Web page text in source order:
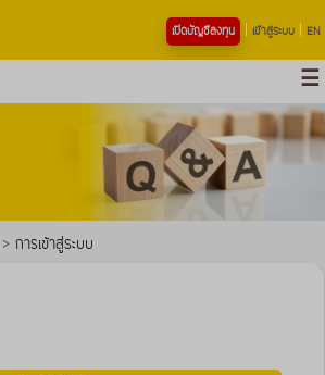
เปิดบัญชีลงทุน เข้าสู่ระบบ EN
> การเข้าสู่ระบบ